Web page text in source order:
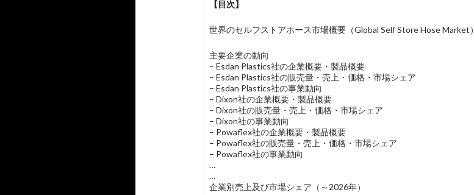
【目次】
世界のセルフストアホース市場概要（Global Self Store Hose Market）
主要企業の動向
– Esdan Plastics社の企業概要・製品概要
– Esdan Plastics社の販売量・売上・価格・市場シェア
– Esdan Plastics社の事業動向
– Dixon社の企業概要・製品概要
– Dixon社の販売量・売上・価格・市場シェア
– Dixon社の事業動向
– Powaflex社の企業概要・製品概要
– Powaflex社の販売量・売上・価格・市場シェア
– Powaflex社の事業動向
…
…
企業別売上及び市場シェア（～2026年）